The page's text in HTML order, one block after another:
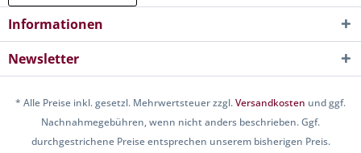
Informationen
Newsletter
* Alle Preise inkl. gesetzl. Mehrwertsteuer zzgl.Versandkosten und ggf.
Nachnahmegebühren, wenn nicht anders beschrieben. Ggf.
durchgestrichene Preise entsprechen unserem bisherigen Preis.